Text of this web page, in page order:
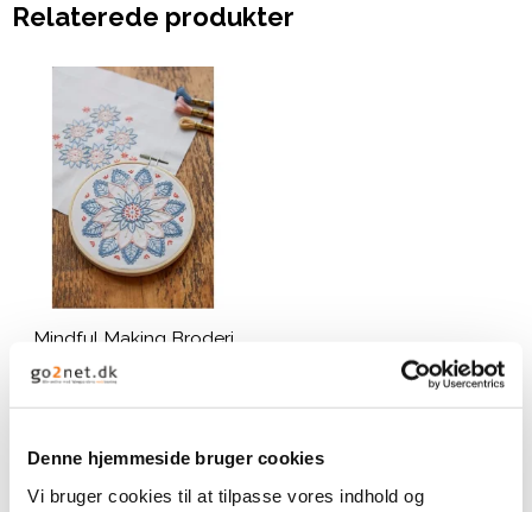
Denne hjemmeside bruger cookies
Vi bruger cookies til at tilpasse vores indhold og
Relaterede produkter
Mindful Making Broderi
Kits mandala